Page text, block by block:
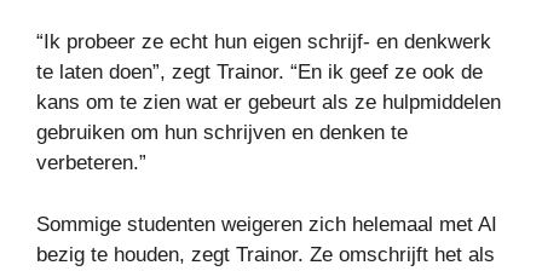
“Ik probeer ze echt hun eigen schrijf- en denkwerk
te laten doen”, zegt Trainor. “En ik geef ze ook de
kans om te zien wat er gebeurt als ze hulpmiddelen
gebruiken om hun schrijven en denken te
verbeteren.”
Sommige studenten weigeren zich helemaal met AI
bezig te houden, zegt Trainor. Ze omschrijft het als